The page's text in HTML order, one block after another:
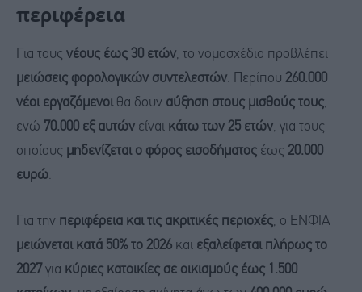
περιφέρεια
Για τους νέους έως 30 ετών, το νομοσχέδιο προβλέπει
μειώσεις φορολογικών συντελεστών. Περίπου 260.000
νέοι εργαζόμενοιθα δουν αύξηση στους μισθούς τους,
ενώ 70.000 εξ αυτών είναι κάτω των 25 ετών, για τους
οποίους μηδενίζεται ο φόρος εισοδήματος έως 20.000
ευρώ.
Για την περιφέρεια και τις ακριτικές περιοχές, ο ΕΝΦΙΑ
μειώνεται κατά 50% το 2026 και εξαλείφεται πλήρως το
2027 για κύριες κατοικίες σε οικισμούς έως 1.500